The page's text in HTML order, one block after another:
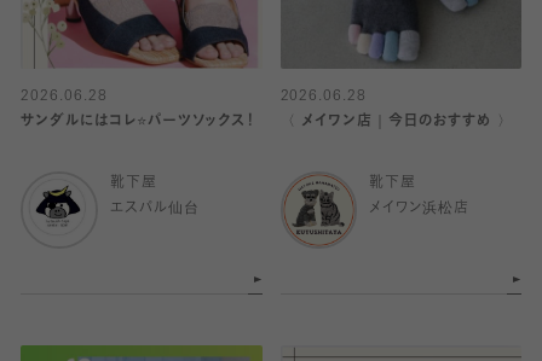
2026.06.28
サンダルにはコレ⭐️パーツソックス！
靴下屋
エスパル仙台
2026.06.28
〈 メイワン店｜今日のおすすめ 〉
靴下屋
メイワン浜松店